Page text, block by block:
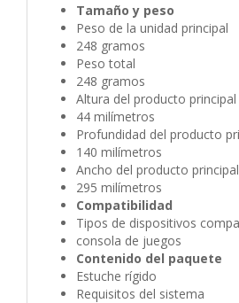
Tamaño y peso
Peso de la unidad principal
248 gramos
Peso total
248 gramos
Altura del producto
44 milímetros
Profundidad del producto
140 milímetros
Ancho del producto
295 milímetros
Compatibilidad
Tipos de dispositivos
consola de juegos
Contenido del paquete
Estuche rígido
Requisitos del sistema